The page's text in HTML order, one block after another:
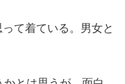
て着ている。男女と